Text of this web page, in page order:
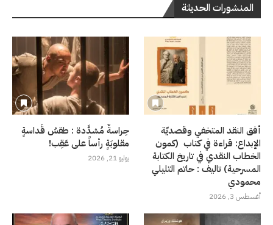
المنشورات الحديثة
أفق النقد المتخفي وقصديّة
الإبداع: قراءة في كتاب (كمون
الخطاب النقدي في تاريخ الكتابة
المسرحية) تاليف : حاتم التليلي
محمودي
أغسطس 3, 2026
حِراسةٌ مُشدَّدة : طقسُ قَداسةٍ
مقلوبَةٍ رأساً على عَقِب!
يوليو 21, 2026